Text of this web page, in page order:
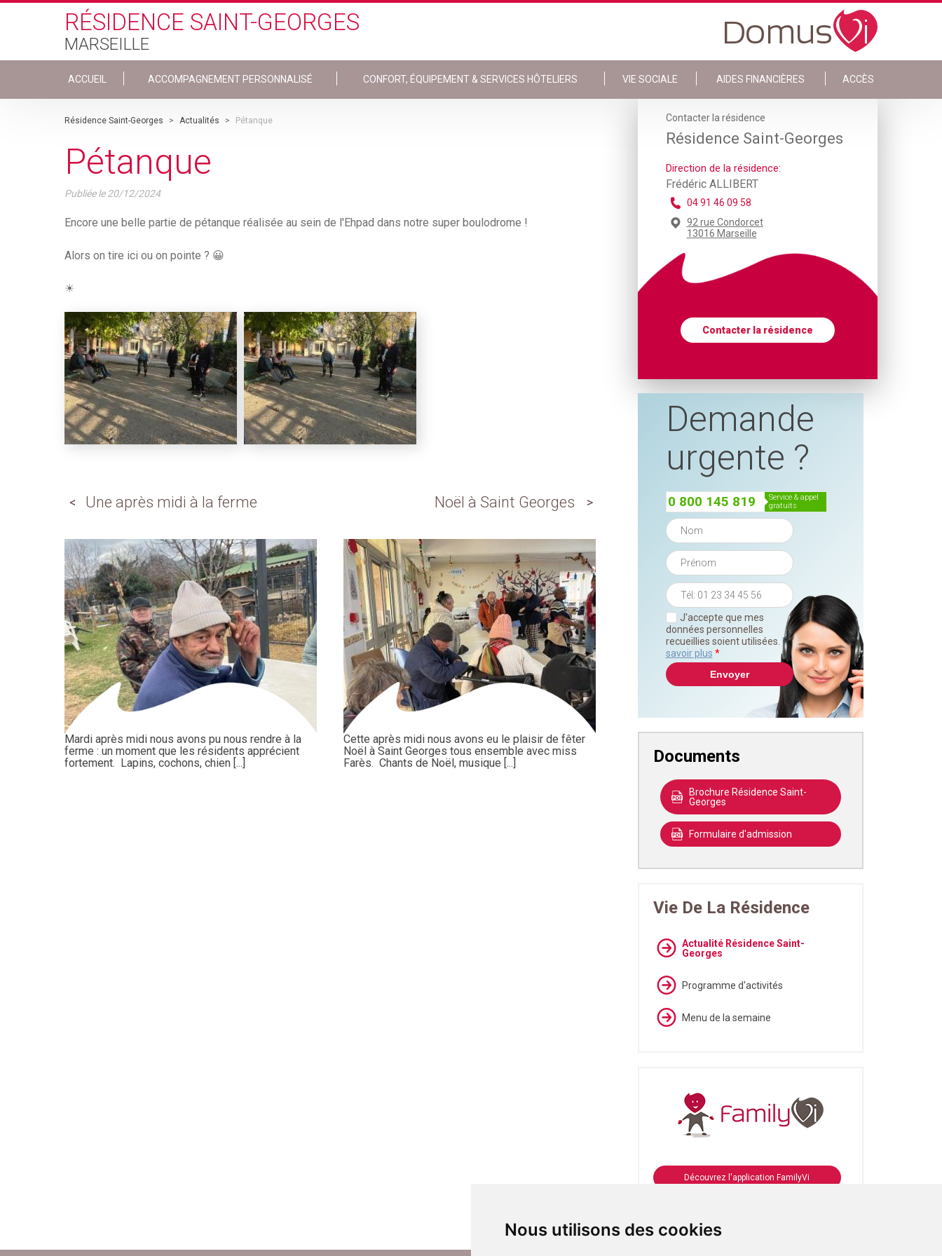
Nous utilisons des cookies
Skip to main content
RÉSIDENCE SAINT-GEORGES
MARSEILLE
ACCUEIL ACCOMPAGNEMENT PERSONNALISÉ CONFORT, ÉQUIPEMENT & SERVICES HÔTELIERS VIE SOCIALE AIDES FINANCIÈRES ACCÈS
Résidence Saint-Georges > Actualités > Pétanque
Pétanque
Publiée le 20/12/2024
Encore une belle partie de pétanque réalisée au sein de l'Ehpad dans notre super boulodrome !
Alors on tire ici ou on pointe ? 😀
☀
Une après midi à la ferme
Mardi après midi nous avons pu nous rendre à la
ferme : un moment que les résidents apprécient
fortement. Lapins, cochons, chien [...]
Noël à Saint Georges
Cette après midi nous avons eu le plaisir de fêter
Noël à Saint Georges tous ensemble avec miss
Farès. Chants de Noël, musique [...]
Contacter la résidence
Résidence Saint-Georges
Direction de la résidence:
Frédéric ALLIBERT
04 91 46 09 58
92 rue Condorcet
13016 Marseille
Contacter la résidence
Demande
urgente ?
0 800 145 819
service & appel
gratuits
J'accepte que mes
données personnelles
recueillies soient utilisées. En
savoir plus *
Documents
Brochure Résidence Saint-
Georges
Formulaire d'admission
Vie De La Résidence
Actualité Résidence Saint-
Georges
Programme d'activités
Menu de la semaine
Découvrez l'application FamilyVi